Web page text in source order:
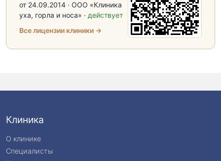
от 24.09.2014 · ООО «Клиника
уха, горла и носа» · действует
Все лицензии клиники →
Клиника
О клинике
Специалисты